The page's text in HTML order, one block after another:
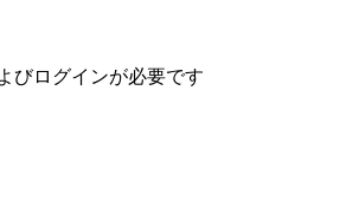
びログインが必要です